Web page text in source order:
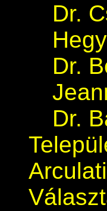
Dr.
Dr.
Dr.